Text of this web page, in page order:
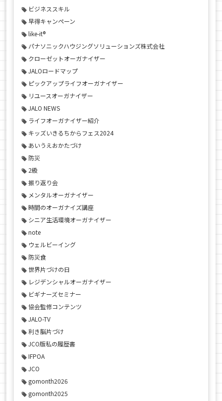
ビジネススキル
早得キャンペーン
like-it®
パナソニックハウジングソリューションズ株式会社
クローゼットオーガナイザー
JALOロードマップ
ピックアップライフオーガナイザー
リユースオーガナイザー
JALO NEWS
ライフオーガナイザー紹介
キッズいきるちからフェス2024
あいうえおかたづけ
防災
2級
振り返り会
メンタルオーガナイザー
時間のオーガナイズ講座
シニア生活環境オーガナイザー
note
ウェルビーイング
防災食
世界片づけの日
レジデンシャルオーガナイザー
ビギナーズセミナー
協会監修コンテンツ
JALO-TV
利き脳片づけ
JCO版私の履歴書
IFPOA
JCO
gomonth2026
gomonth2025